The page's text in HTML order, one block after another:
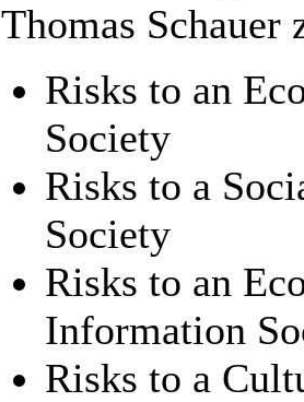
Thomas
Risks to an
Society
Risks to a
Society
Risks to an
Information
Risks to a